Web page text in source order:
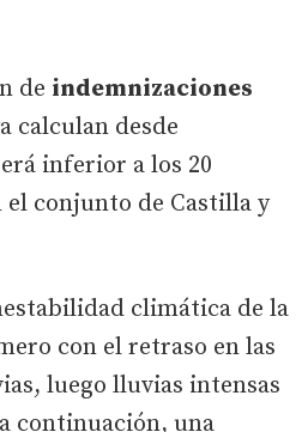
de indemnizaciones
calculan desde
inferior a los 20
conjunto de Castilla y
climática de la
con el retraso en las
luego lluvias intensas
continuación, una